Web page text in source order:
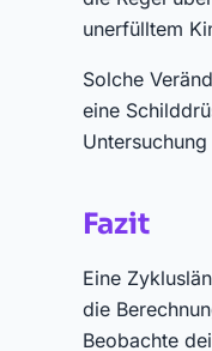
unerfülltem
Solche
eine
Fazit
Eine
die
Beobachte